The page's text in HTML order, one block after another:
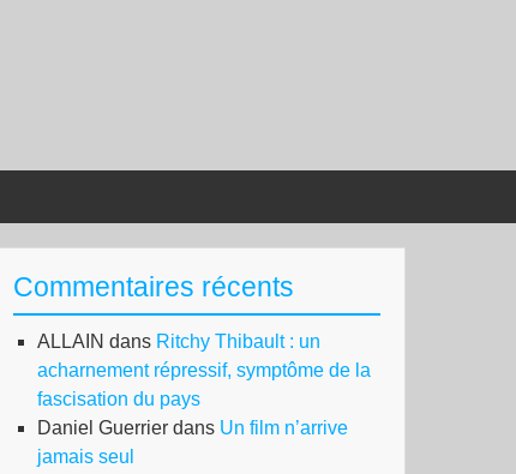
Commentaires récents
ALLAIN dans Ritchy Thibault : un
acharnement répressif, symptôme de la
fascisation du pays
Daniel Guerrier dans Un film n’arrive
jamais seul